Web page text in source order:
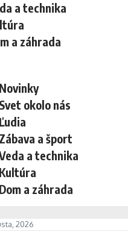
a technika
a záhrada
Novinky
Svet okolo nás
Ľudia
Zábava a šport
a technika
Kultúra
Dom a záhrada
2026